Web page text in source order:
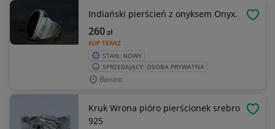
Indiański pierścień z onyksem Onyx.
KUP TERAZ
260zł
STAN: NOWY
SPRZEDAJĄCY: OSOBA PRYWATNA
Banino
Kruk Wrona pióro pierścionek srebro
925